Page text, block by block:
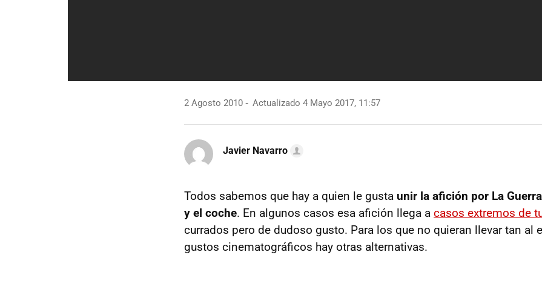
2 Agosto 2010 Actualizado 4 Mayo 2017, 11:57
Javier Navarro
Todos sabemos que hay a quien le gusta unir la afición por La
y el coche. En algunos casos esa afición llega a casos extremos de
currados pero de dudoso gusto. Para los que no quieran llevar tan al
gustos cinematográficos hay otras alternativas.